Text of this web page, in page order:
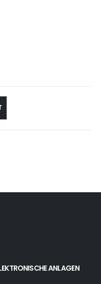
ANLAGEN